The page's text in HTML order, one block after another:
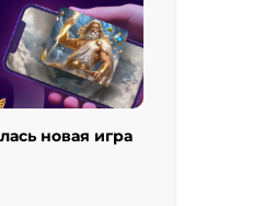
новая игра